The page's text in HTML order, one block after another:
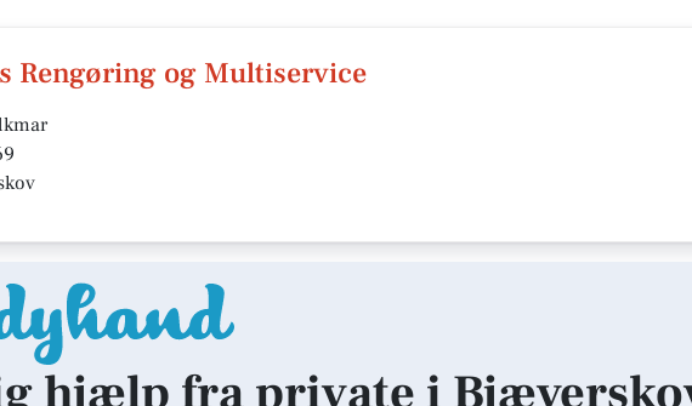
Rengøring og Multiservice
hjælp fra private i